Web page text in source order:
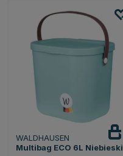
WALDHAUSEN
Multibag ECO 6L Niebieski